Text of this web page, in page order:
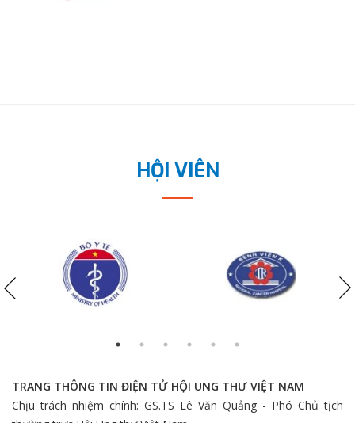
HỘI VIÊN
TRANG THÔNG TIN ĐIỆN TỬ HỘI UNG THƯ VIỆT NAM
Chịu trách nhiệm chính: GS.TS Lê Văn Quảng - Phó Chủ tịch